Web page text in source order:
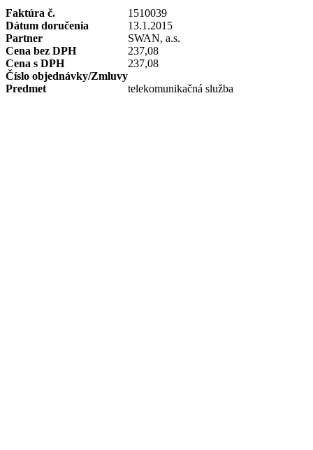
Faktúra č.
1510039
Dátum doručenia
13.1.2015
Partner
SWAN, a.s.
Cena bez DPH
237,08
Cena s DPH
237,08
Číslo objednávky/Zmluvy
Predmet
telekomunikačná služba